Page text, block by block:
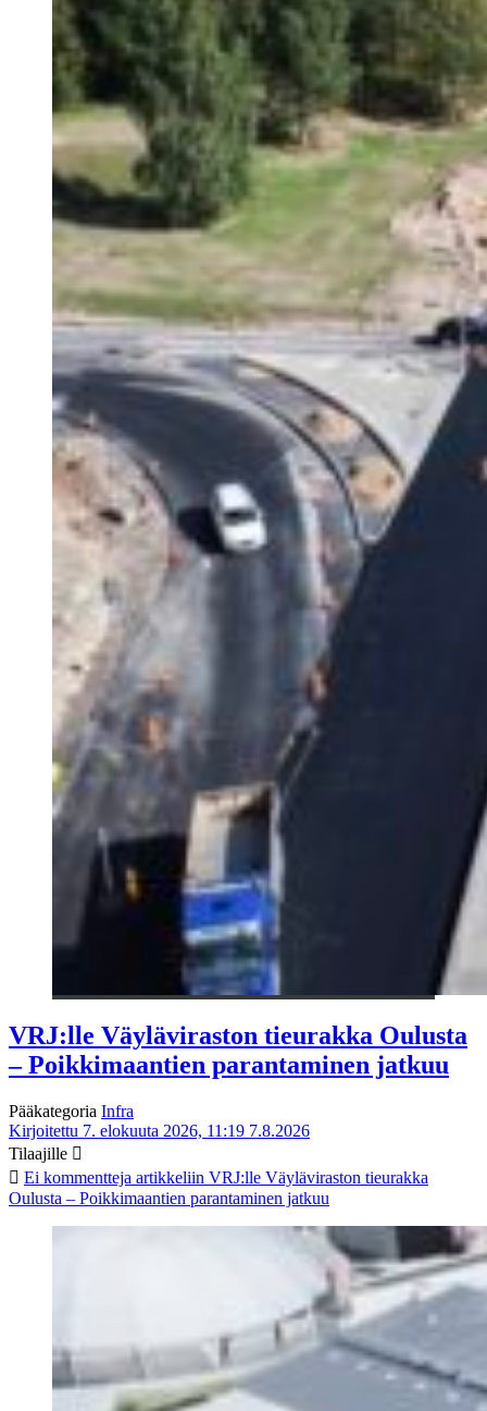
VRJ:lle Väyläviraston tieurakka Oulusta
– Poikkimaantien parantaminen jatkuu
Pääkategoria Infra
Kirjoitettu 7. elokuuta 2026, 11:19 7.8.2026
Tilaajille
Ei kommentteja artikkeliin VRJ:lle Väyläviraston tieurakka
Oulusta – Poikkimaantien parantaminen jatkuu